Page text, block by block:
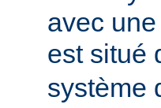
avec
est situé
système